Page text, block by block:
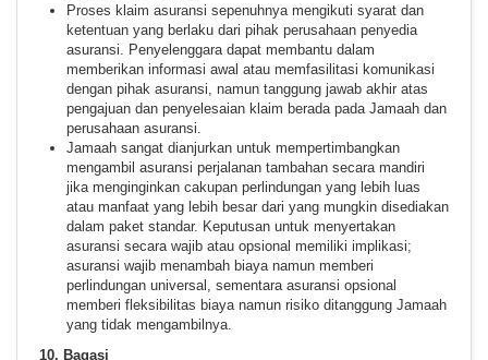
Proses klaim asuransi sepenuhnya mengikuti syarat dan
ketentuan yang berlaku dari pihak perusahaan penyedia
asuransi. Penyelenggara dapat membantu dalam
memberikan informasi awal atau memfasilitasi komunikasi
dengan pihak asuransi, namun tanggung jawab akhir atas
pengajuan dan penyelesaian klaim berada pada Jamaah dan
perusahaan asuransi.
Jamaah sangat dianjurkan untuk mempertimbangkan
mengambil asuransi perjalanan tambahan secara mandiri
jika menginginkan cakupan perlindungan yang lebih luas
atau manfaat yang lebih besar dari yang mungkin disediakan
dalam paket standar. Keputusan untuk menyertakan
asuransi secara wajib atau opsional memiliki implikasi;
asuransi wajib menambah biaya namun memberi
perlindungan universal, sementara asuransi opsional
memberi fleksibilitas biaya namun risiko ditanggung Jamaah
yang tidak mengambilnya.
10. Bagasi